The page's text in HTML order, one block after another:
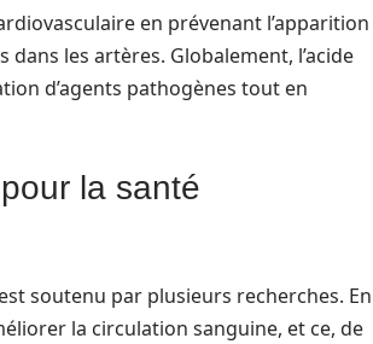
en prévenant l’apparition
dans les artères. Globalement, l’acide
d’agents pathogènes tout en
la santé
soutenu par plusieurs recherches. En
la circulation sanguine, et ce, de